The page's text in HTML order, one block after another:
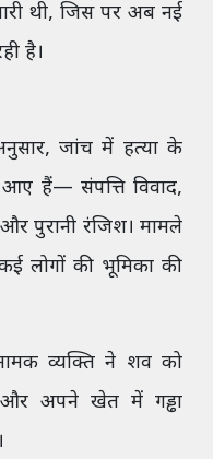
थी, जिस पर अब नई
है।
जांच में हत्या के
हैं— संपत्ति विवाद,
पुरानी रंजिश। मामले
लोगों की भूमिका की
व्यक्ति ने शव को
अपने खेत में गड्ढा